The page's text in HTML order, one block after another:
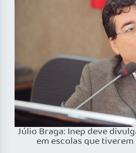
Júlio Braga: Inep deve
em escolas que